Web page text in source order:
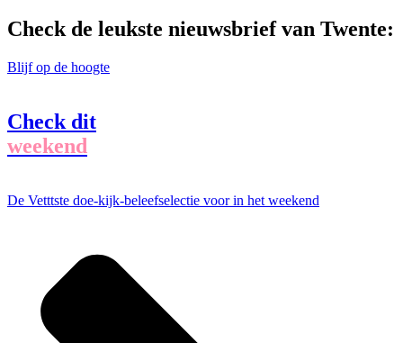
Check de leukste nieuwsbrief van Twente:
Blijf op de hoogte
Check dit
weekend
De Vetttste doe-kijk-beleefselectie voor in het weekend